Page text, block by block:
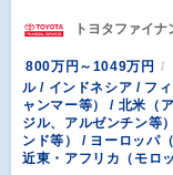
トヨタファイ
800万円～1049万円
ル / インドネシア / フ
ャンマー等） / 北米（
ジル、アルゼンチン等
ンド等） / ヨーロッパ
近東・アフリカ（モロ